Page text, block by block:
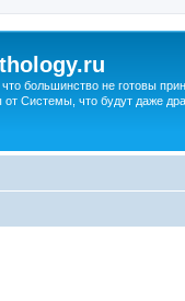
большинство не готовы
Системы, что будут даже